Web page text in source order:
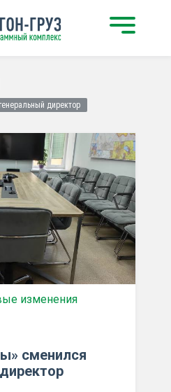
директор
изменения
сменился